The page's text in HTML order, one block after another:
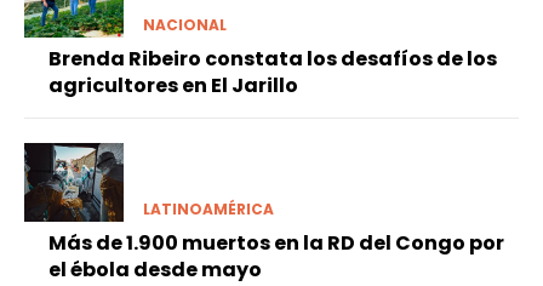
NACIONAL
Brenda Ribeiro constata los desafíos de los
agricultores en El Jarillo
LATINOAMÉRICA
Más de 1.900 muertos en la RD del Congo por
el ébola desde mayo